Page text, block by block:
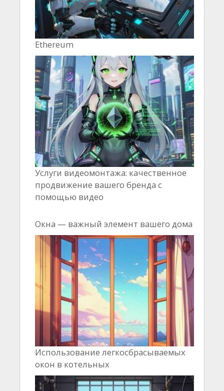
Ethereum
Услуги видеомонтажа: качественное
продвижение вашего бренда с
помощью видео
Окна — важный элемент вашего дома
Использование легкосбрасываемых
окон в котельных